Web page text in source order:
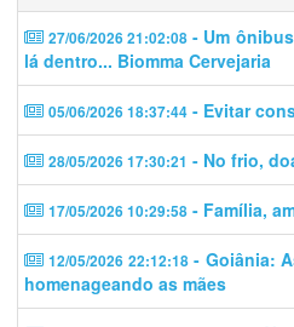
27/06/2026 21:02:08 - Um
lá dentro... Biomma Cervejaria
05/06/2026 18:37:44 - Evitar
28/05/2026 17:30:21 - No frio,
17/05/2026 10:29:58 - Família,
12/05/2026 22:12:18- Goiânia:
homenageando as mães